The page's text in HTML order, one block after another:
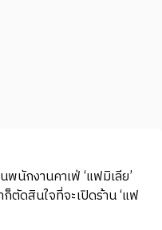
นักงานคาเฟ่ ‘แฟมิเลีย’
ตัดสินใจที่จะเปิดร้าน ‘แฟ